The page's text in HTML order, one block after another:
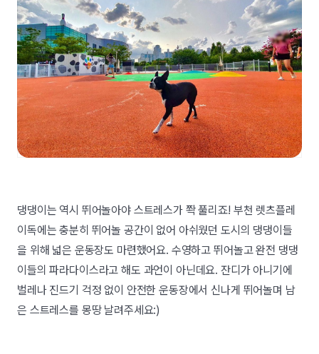
댕댕이는 역시 뛰어놀아야 스트레스가 쫙 풀리죠! 부천 렛츠플레
이독에는 충분히 뛰어놀 공간이 없어 아쉬웠던 도시의 댕댕이들
을 위해 넓은 운동장도 마련했어요. 수영하고 뛰어놀고 완전 댕댕
이들의 파라다이스라고 해도 과언이 아닌데요. 잔디가 아니기에
벌레나 진드기 걱정 없이 안전한 운동장에서 신나게 뛰어놀며 남
은 스트레스를 몽땅 날려주세요:)